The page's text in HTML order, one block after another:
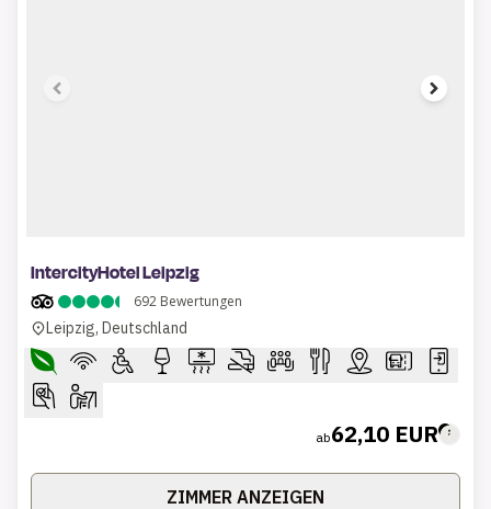
IntercityHotel Leipzig
692 Bewertungen
Leipzig, Deutschland
ab62,10 EUR
ZIMMER ANZEIGEN